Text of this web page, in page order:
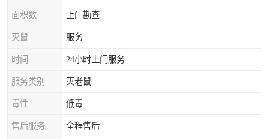
面积数 上门勘查
灭鼠 服务
时间 24小时上门服务
服务类别 灭老鼠
毒性 低毒
售后服务 全程售后